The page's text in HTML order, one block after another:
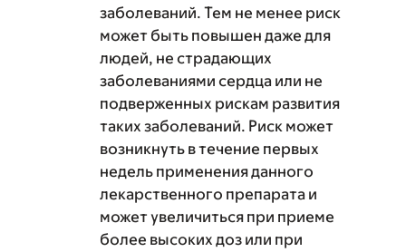
заболеваний. Тем не менее риск
может быть повышен даже для
людей, не страдающих
заболеваниями сердца или не
подверженных рискам развития
таких заболеваний. Риск может
возникнуть в течение первых
недель применения данного
лекарственного препарата и
может увеличиться при приеме
более высоких доз или при